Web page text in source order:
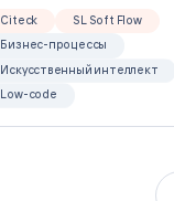
Citeck
SL Soft Flow
Бизнес-процессы
Искусственный интеллект
Low-code